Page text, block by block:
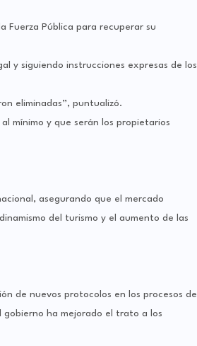
Fuerza Pública para recuperar su
y siguiendo instrucciones expresas de los
eliminadas”, puntualizó.
mínimo y que serán los propietarios
asegurando que el mercado
del turismo y el aumento de las
de nuevos protocolos en los procesos de
gobierno ha mejorado el trato a los